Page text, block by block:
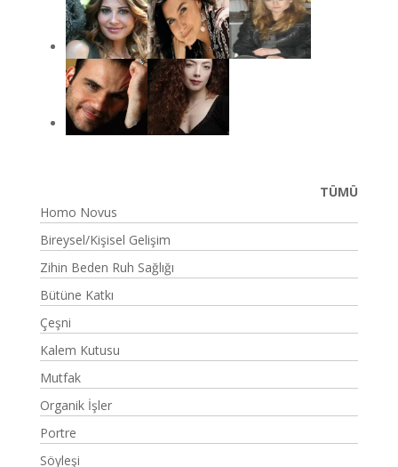
TÜMÜ
Homo Novus
Bireysel/Kişisel Gelişim
Zihin Beden Ruh Sağlığı
Bütüne Katkı
Çeşni
Kalem Kutusu
Mutfak
Organik İşler
Portre
Söyleşi